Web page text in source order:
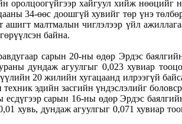
хайгуул хийж нөөцийг
34-өөс доошгүй хувийг төр үнэ
ашигт малтмалын чиглэлээр үйл
байна.
сарын 20-ны өдөр Эрдэс
дундаж агуулгыг 0,023 хувиар
20 жилийн хугацаанд илрээгүй
эдийн засгийн үндэслэлийг
сарын 16-ны өдөр Эрдэс
хувь, дундаж агуулгыг 0,071 хувиар